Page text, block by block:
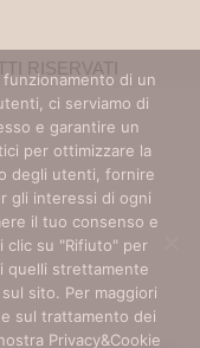
RISERVATI
chiama il 1522.
presidenza del
le Pari
24h su 24,
richieste di aiuto e
Visita i sito
di un
ci serviamo di
e garantire un
per ottimizzare la
degli utenti, fornire
gli interessi di ogni
il tuo consenso e
clic su "Rifiuto" per
quelli strettamente
sito. Per maggiori
sul trattamento dei
Privacy&Cookie